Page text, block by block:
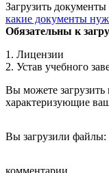
Загрузить документы
какие документы
Обязательны к
1. Лицензии
2. Устав учебного
Вы можете
характеризующие
Вы загрузили файлы:
комментарии